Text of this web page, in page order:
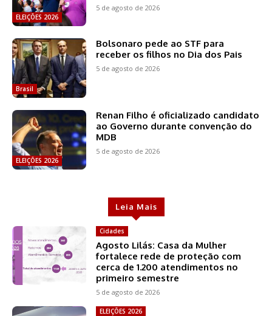
ELEIÇÕES 2026
5 de agosto de 2026
Brasil
Bolsonaro pede ao STF para
receber os filhos no Dia dos Pais
5 de agosto de 2026
ELEIÇÕES 2026
Renan Filho é oficializado candidato
ao Governo durante convenção do
MDB
5 de agosto de 2026
Leia Mais
Cidades
Agosto Lilás: Casa da Mulher
fortalece rede de proteção com
cerca de 1.200 atendimentos no
primeiro semestre
5 de agosto de 2026
ELEIÇÕES 2026